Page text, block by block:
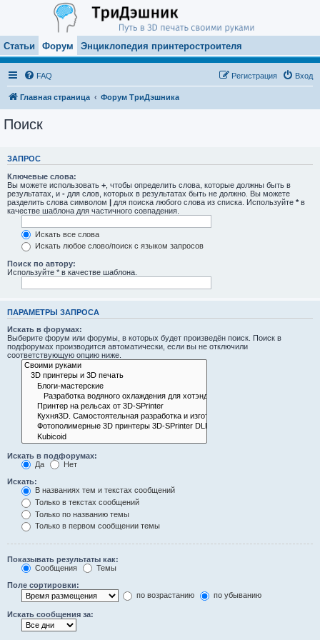
Статьи Форум Энциклопедия принтеростроителя
FAQ Вход
Регистрация
Главная страница Форум ТриДэшника
Поиск
ЗАПРОС
Ключевые слова:
Вы можете использовать + , чтобы определить слова, которые должны быть в
результатах, и - для слов, которых в результатах быть не должно. Вы можете
разделить слова символом | для поиска любого слова из списка. Используйте * в
качестве шаблона для частичного совпадения.
Искать все слова
Искать любое слово/поиск с языком запросов
Поиск по автору:
Используйте * в качестве шаблона.
ПАРАМЕТРЫ ЗАПРОСА
Искать в форумах:
Выберите форум или форумы, в которых будет произведён поиск. Поиск в
подфорумах производится автоматически, если вы не отключили
соответствующую опцию ниже.
Искать в подфорумах:
Да
Нет
Искать:
В названиях тем и текстах сообщений
Только в текстах сообщений
Только по названию темы
Только в первом сообщении темы
Показывать результаты как:
Сообщения
Темы
Поле сортировки:
по возрастанию
по убыванию
Искать сообщения за: